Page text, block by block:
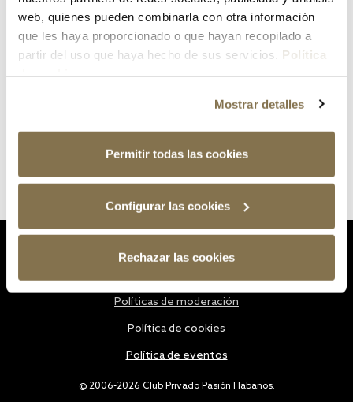
web, quienes pueden combinarla con otra información
que les haya proporcionado o que hayan recopilado a
partir del uso que haya hecho de sus servicios. Política
Mostrar detalles
Permitir todas las cookies
Configurar las cookies
Rechazar las cookies
@ 2006-2026 Club Privado Pasión Habanos.
Políticas de moderación
Política de cookies
Política de eventos